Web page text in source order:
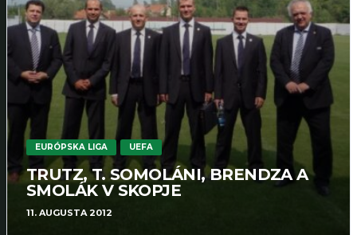
EURÓPSKA LIGA UEFA
TRUTZ, T. SOMOLÁNI, BRENDZA A
SMOLÁK V SKOPJE
11. AUGUSTA 2012